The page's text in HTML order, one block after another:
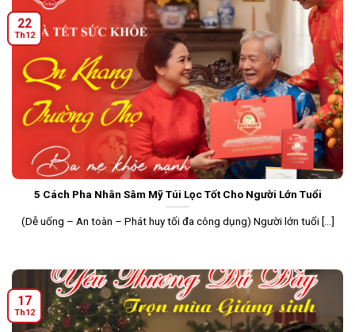
5 Cách Pha Nhân Sâm Mỹ Túi Lọc Tốt Cho Người Lớn Tuổi
(Dễ uống – An toàn – Phát huy tối đa công dụng) Người lớn tuổi [...]
22
Th12
17
Th12